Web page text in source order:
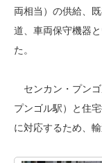
両相当）の供給、
道、車両保守機器
た。
センカン・プンゴ
プンゴル駅）と住
に対応するため、